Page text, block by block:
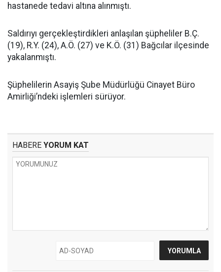
hastanede tedavi altına alınmıştı.
Saldırıyı gerçekleştirdikleri anlaşılan şüpheliler B.Ç.
(19), R.Y. (24), A.Ö. (27) ve K.Ö. (31) Bağcılar ilçesinde
yakalanmıştı.
Şüphelilerin Asayiş Şube Müdürlüğü Cinayet Büro
Amirliği’ndeki işlemleri sürüyor.
HABERE YORUM KAT